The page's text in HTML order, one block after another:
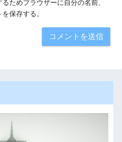
ためブラウザーに自分の名前、
保存する。